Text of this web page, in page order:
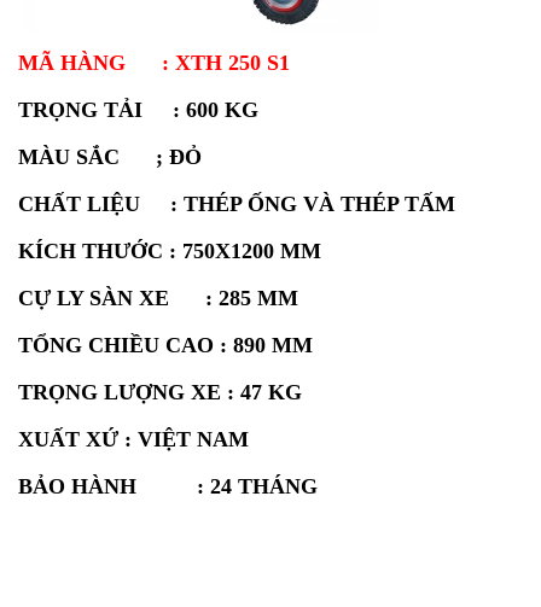
MÃ HÀNG : XTH 250 S1
TRỌNG TẢI : 600 KG
MÀU SẮC ; ĐỎ
CHẤT LIỆU : THÉP ỐNG VÀ THÉP TẤM
KÍCH THƯỚC : 750X1200 MM
CỰ LY SÀN XE : 285 MM
TỔNG CHIỀU CAO : 890 MM
TRỌNG LƯỢNG XE : 47 KG
XUẤT XỨ : VIỆT NAM
BẢO HÀNH : 24 THÁNG